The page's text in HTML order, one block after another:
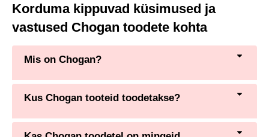
Korduma kippuvad küsimused ja
vastused Chogan toodete kohta
Mis on Chogan?
Kus Chogan tooteid toodetakse?